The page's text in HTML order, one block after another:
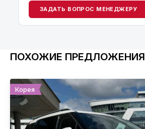
ЗАДАТЬ ВОПРОС МЕНЕДЖЕРУ
ПОХОЖИЕ ПРЕДЛОЖЕНИЯ
Корея